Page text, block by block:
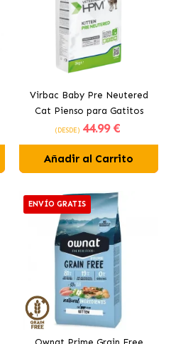
Virbac Baby Pre Neutered
Cat Pienso para Gatitos
Esterilizados
(DESDE) 44.99 €
Añadir al Carrito
ENVÍO GRATIS
Ownat Prime Grain Free